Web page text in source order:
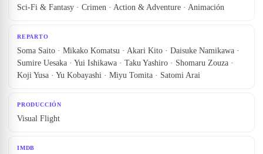
Sci-Fi & Fantasy · Crimen · Action & Adventure · Animación
REPARTO
Soma Saito · Mikako Komatsu · Akari Kito · Daisuke Namikawa ·
Sumire Uesaka · Yui Ishikawa · Taku Yashiro · Shomaru Zouza ·
Koji Yusa · Yu Kobayashi · Miyu Tomita · Satomi Arai
PRODUCCIÓN
Visual Flight
IMDB